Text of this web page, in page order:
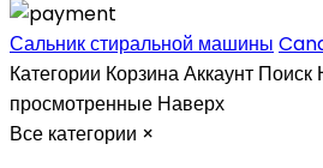
Сальник стиральной машины
Категории КорзинаАккаунт Поиск
просмотренные Наверх
Все категории ×